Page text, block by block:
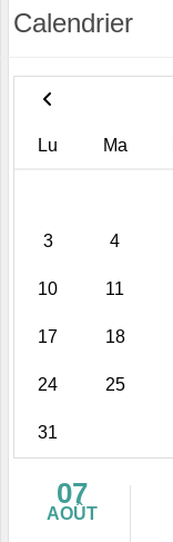
Calendrier
Lu Ma
3 4
10 11
17 18
24 25
31
07
AOÛT